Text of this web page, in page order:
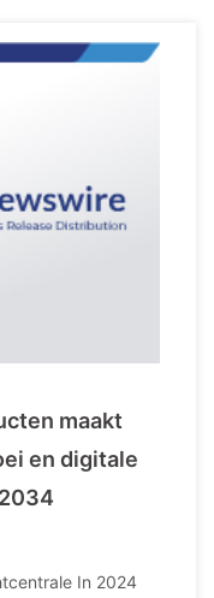
maakt
en digitale
In 2024